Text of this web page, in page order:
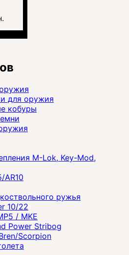
для оружия
кобуры
M-Lok, Key-Mod,
AR10
ружья
10/22
/ MKE
Power Stribog
Scorpion